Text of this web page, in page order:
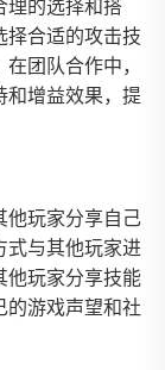
理的选择和搭
择合适的攻击技
团队合作中，
和增益效果，提
他玩家分享自己
式与其他玩家进
他玩家分享技能
的游戏声望和社